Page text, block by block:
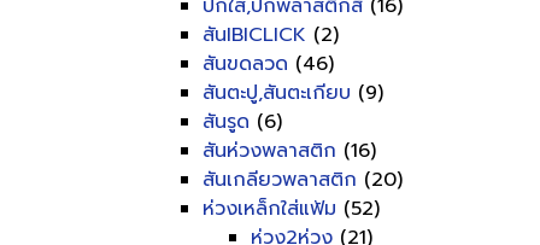
ปกใส,ปกพลาสติกสี (16)
สันIBICLICK (2)
สันขดลวด (46)
สันตะปู,สันตะเกียบ (9)
สันรูด (6)
สันห่วงพลาสติก (16)
สันเกลียวพลาสติก (20)
ห่วงเหล็กใส่แฟ้ม (52)
ห่วง2ห่วง (21)